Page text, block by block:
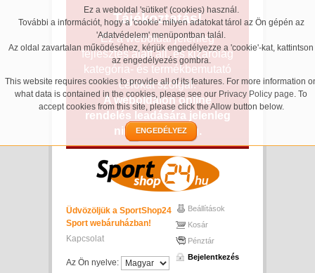
Ez a weboldal 'sütiket' (cookies) használ.
További a információt, hogy a 'cookie' milyen adatokat tárol az Ön gépén az
'Adatvédelem' menüpontban talál.
Az oldal zavartalan működéséhez, kérjük engedélyezze a 'cookie'-kat, kattintson
az engedélyezés gombra.
This website requires cookies to provide all of its features. For more information
what data is contained in the cookies, please see our Privacy Policy page. To
accept cookies from this site, please click the Allow button below.
ENGEDÉLYEZ
Tájékoztatás!
Ez a weboldal jelenleg
fejlesztés alatt áll, és kizárólag
kategória- és termékbemutató
célokat szolgál.
A weboldalon online
rendelés leadására jelenleg
nincs lehetőség.
Üdvözöljük a SportShop24
Sport webáruházban!
Kapcsolat
Az Ön nyelve:
Beállítások
Kosár
Pénztár
Bejelentkezés